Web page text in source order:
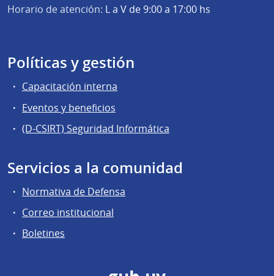
Horario de atención: L a V de 9:00 a 17:00 hs
Políticas y gestión
Capacitación interna
Eventos y beneficios
(D-CSIRT) Seguridad Informática
Servicios a la comunidad
Normativa de Defensa
Correo institucional
Boletines